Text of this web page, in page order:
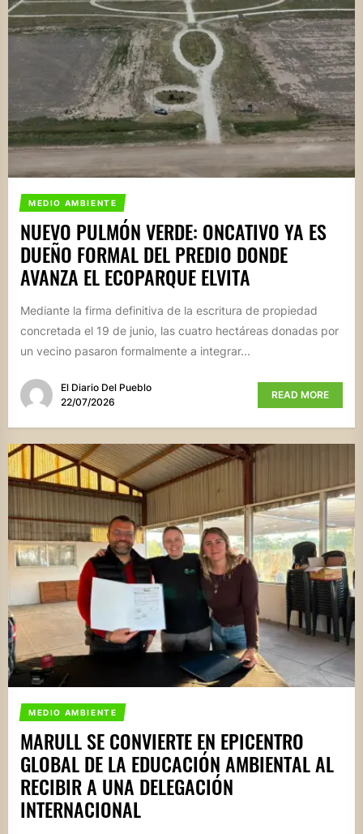
MEDIO AMBIENTE
NUEVO PULMÓN VERDE: ONCATIVO YA ES
DUEÑO FORMAL DEL PREDIO DONDE
AVANZA EL ECOPARQUE ELVITA
Mediante la firma definitiva de la escritura de propiedad
concretada el 19 de junio, las cuatro hectáreas donadas por
un vecino pasaron formalmente a integrar...
El Diario Del Pueblo
22/07/2026
READ MORE
MEDIO AMBIENTE
MARULL SE CONVIERTE EN EPICENTRO
GLOBAL DE LA EDUCACIÓN AMBIENTAL AL
RECIBIR A UNA DELEGACIÓN
INTERNACIONAL